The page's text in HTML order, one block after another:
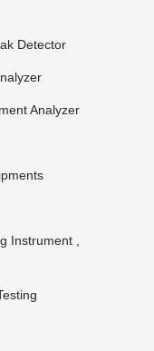
Detector
Analyzer
Instrument ,